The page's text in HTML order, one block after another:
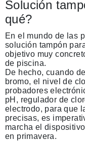
Solución
qué?
En el mundo de las
solución tampón
objetivo muy
de piscina.
De hecho, cuando
bromo, el nivel de
probadores
pH, regulador de
electrodo, para que
precisas, es
marcha el
en primavera.